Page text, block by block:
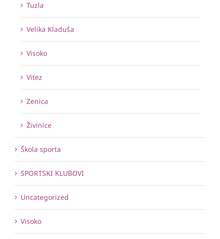
Tuzla
Velika Kladuša
Visoko
Vitez
Zenica
Živinice
Škola sporta
SPORTSKI KLUBOVI
Uncategorized
Visoko